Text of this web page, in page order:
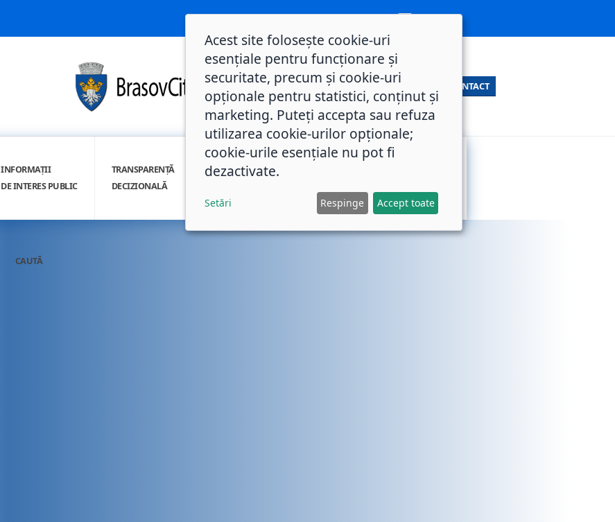
CONTACT
INFORMAȚII
DE INTERES PUBLIC
TRANSPARENȚĂ
DECIZIONALĂ
INTEGRITATE
CAUTĂ
Acest site folosește cookie-uri
esențiale pentru funcționare și
securitate, precum și cookie-uri
opționale pentru statistici, conținut și
marketing. Puteți accepta sau refuza
utilizarea cookie-urilor opționale;
cookie-urile esențiale nu pot fi
dezactivate.
Setări Respinge Accept toate